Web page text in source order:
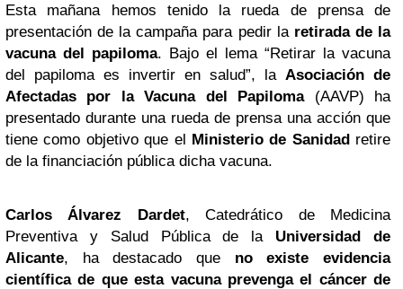
Esta mañana hemos tenido la rueda de prensa de
presentación de la campaña para pedir la retirada de la
vacuna del papiloma. Bajo el lema “Retirar la vacuna
del papiloma es invertir en salud”, la Asociación de
Afectadas por la Vacuna del Papiloma(AAVP) ha
presentado durante una rueda de prensa una acción que
tiene como objetivo que el Ministerio de Sanidadretire
de la financiación pública dicha vacuna.
Carlos Álvarez Dardet, Catedrático de Medicina
Preventiva y Salud Pública de la Universidad de
Alicante, ha destacado que no existe evidencia
científica de que esta vacuna prevenga el cáncer de